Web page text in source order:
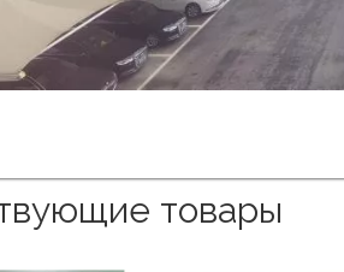
товары